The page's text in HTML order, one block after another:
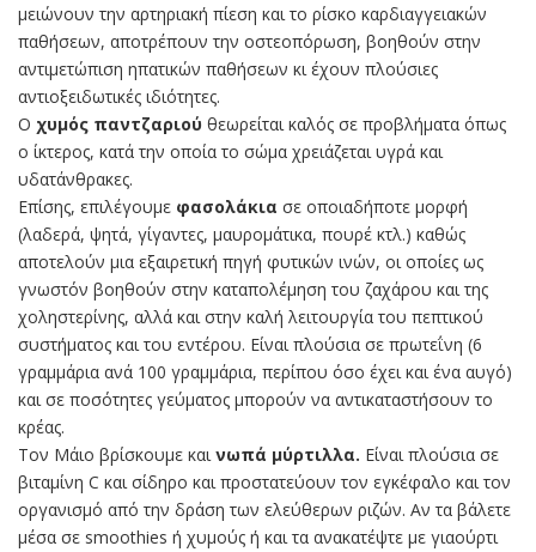
μειώνουν την αρτηριακή πίεση και το ρίσκο καρδιαγγειακών
παθήσεων, αποτρέπουν την οστεοπόρωση, βοηθούν στην
αντιμετώπιση ηπατικών παθήσεων κι έχουν πλούσιες
αντιοξειδωτικές ιδιότητες.
Ο χυμός παντζαριού θεωρείται καλός σε προβλήματα όπως
ο ίκτερος, κατά την οποία το σώμα χρειάζεται υγρά και
υδατάνθρακες.
Επίσης, επιλέγουμε φασολάκια σε οποιαδήποτε μορφή
(λαδερά, ψητά, γίγαντες, μαυρομάτικα, πουρέ κτλ.) καθώς
αποτελούν μια εξαιρετική πηγή φυτικών ινών, οι οποίες ως
γνωστόν βοηθούν στην καταπολέμηση του ζαχάρου και της
χοληστερίνης, αλλά και στην καλή λειτουργία του πεπτικού
συστήματος και του εντέρου. Είναι πλούσια σε πρωτεΐνη (6
γραμμάρια ανά 100 γραμμάρια, περίπου όσο έχει και ένα αυγό)
και σε ποσότητες γεύματος μπορούν να αντικαταστήσουν το
κρέας.
Τον Μάιο βρίσκουμε καινωπά μύρτιλλα. Είναι πλούσια σε
βιταμίνη C και σίδηρο και προστατεύουν τον εγκέφαλο και τον
οργανισμό από την δράση των ελεύθερων ριζών. Αν τα βάλετε
μέσα σε smoothies ή χυμούς ή και τα ανακατέψτε με γιαούρτι